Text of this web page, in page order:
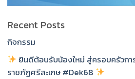
Recent Posts
กิจกรรม
ยินดีต้อนรับน้องใหม่ สู่ครอบครัวกา
ราชภัฏศรีสะเกษ #Dek68